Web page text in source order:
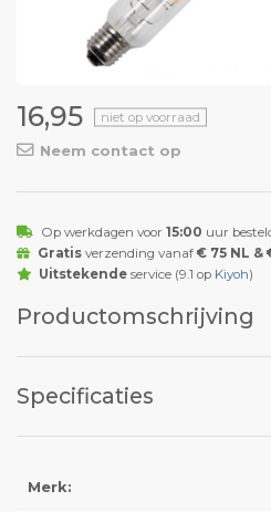
16,95 niet op voorraad
Neem contact op
Op werkdagen voor 15:00 uur
Gratisverzending vanaf € 75 NL &
Uitstekendeservice (9.1 op Kiyoh)
Productomschrijving
Specificaties
Merk: